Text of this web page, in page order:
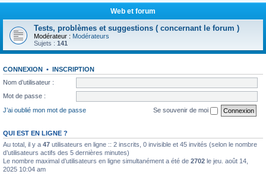
h
e
Web et forum
Tests, problèmes et suggestions ( concernant le forum )
Modérateur : Modérateurs
Sujets : 141
CONNEXION • INSCRIPTION
Nom d’utilisateur :
Mot de passe :
J’ai oublié mon mot de passe
Se souvenir de moi
QUI EST EN LIGNE ?
Au total, il y a 47 utilisateurs en ligne :: 2 inscrits, 0 invisible et 45 invités (selon le nombre
d’utilisateurs actifs des 5 dernières minutes)
Le nombre maximal d’utilisateurs en ligne simultanément a été de 2702 le jeu. août 14,
2025 10:04 am